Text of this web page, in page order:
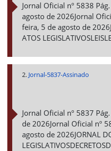
Jornal Oficial nº 5838
agosto de 2026Jornal
feira, 5 de agosto de
ATOS
2. Jornal-5837-Assinado
Jornal Oficial nº 5837
de 2026Jornal Oficial nº
agosto de 2026JORNAL